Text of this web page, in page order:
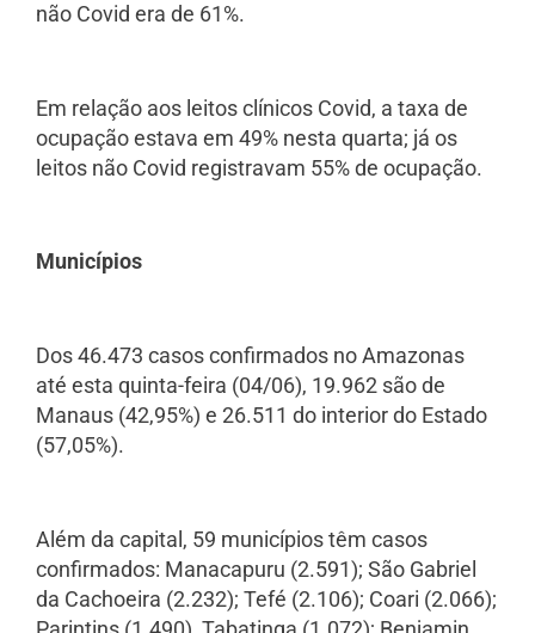
não Covid era de 61%.
Em relação aos leitos clínicos Covid, a taxa de
ocupação estava em 49% nesta quarta; já os
leitos não Covid registravam 55% de ocupação.
Municípios
Dos 46.473 casos confirmados no Amazonas
até esta quinta-feira (04/06), 19.962 são de
Manaus (42,95%) e 26.511 do interior do Estado
(57,05%).
Além da capital, 59 municípios têm casos
confirmados: Manacapuru (2.591); São Gabriel
da Cachoeira (2.232); Tefé (2.106); Coari (2.066);